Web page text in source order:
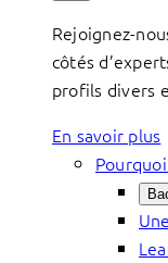
Rejoignez-
côtés
profils divers
En savoir plus